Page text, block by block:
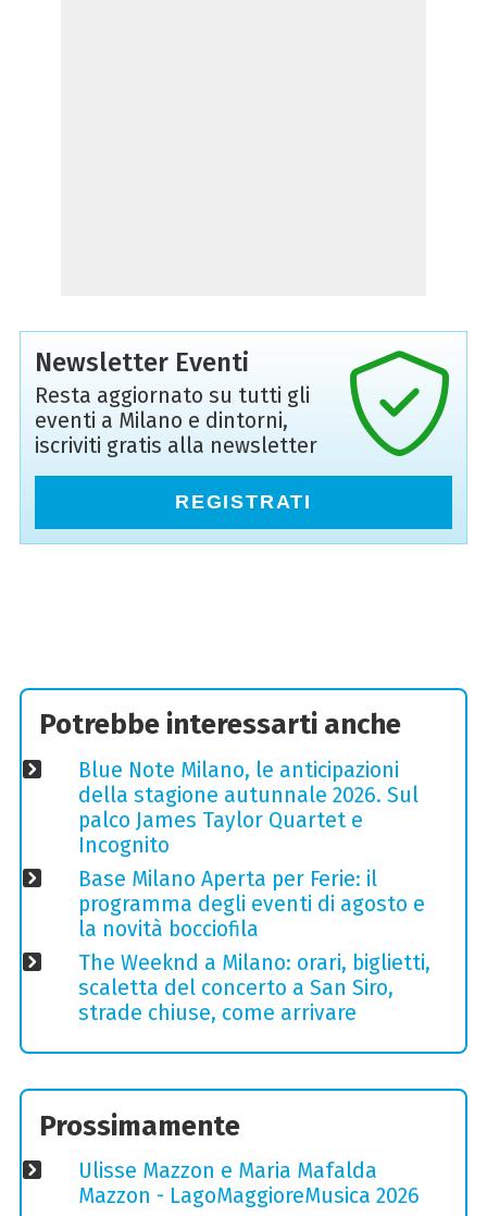
Newsletter Eventi
Resta aggiornato su tutti gli
eventi a Milano e dintorni,
iscriviti gratis alla newsletter
REGISTRATI
Potrebbe interessarti anche
Blue Note Milano, le anticipazioni
della stagione autunnale 2026. Sul
palco James Taylor Quartet e
Incognito
Base Milano Aperta per Ferie: il
programma degli eventi di agosto e
la novità bocciofila
The Weeknd a Milano: orari, biglietti,
scaletta del concerto a San Siro,
strade chiuse, come arrivare
Prossimamente
Ulisse Mazzon e Maria Mafalda
Mazzon - LagoMaggioreMusica 2026